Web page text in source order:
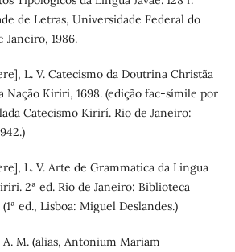
de Letras, Universidade Federal do
Janeiro, 1986.
L. V. Catecismo da Doutrina Christãa
Nação Kiriri, 1698. (edição fac-símile por
Catecismo Kirirí. Rio de Janeiro:
L. V. Arte de Grammatica da Lingua
2ª ed. Rio de Janeiro: Biblioteca
ed., Lisboa: Miguel Deslandes.)
M. (alias, Antonium Mariam